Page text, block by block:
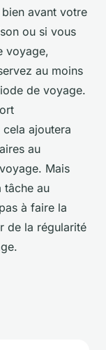
avant votre
ou si vous
voyage,
au moins
de voyage.
ajoutera
au
Mais
tâche au
à faire la
de la régularité